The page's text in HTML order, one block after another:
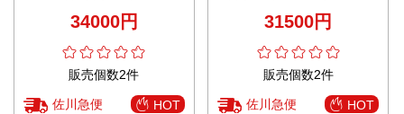
34000円
販売個数2件
佐川急便 HOT
31500円
販売個数2件
佐川急便 HOT